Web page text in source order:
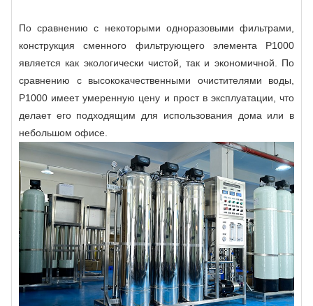
По сравнению с некоторыми одноразовыми фильтрами,
конструкция сменного фильтрующего элемента P1000
является как экологически чистой, так и экономичной. По
сравнению с высококачественными очистителями воды,
P1000 имеет умеренную цену и прост в эксплуатации, что
делает его подходящим для использования дома или в
небольшом офисе.